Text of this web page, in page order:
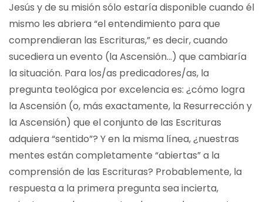
Jesús y de su misión sólo estaría disponible cuando él
mismo les abriera “el entendimiento para que
comprendieran las Escrituras,” es decir, cuando
sucediera un evento (la Ascensión…) que cambiaría
la situación. Para los/as predicadores/as, la
pregunta teológica por excelencia es: ¿cómo logra
la Ascensión (o, más exactamente, la Resurrección y
la Ascensión) que el conjunto de las Escrituras
adquiera “sentido”? Y en la misma línea, ¿nuestras
mentes están completamente “abiertas” a la
comprensión de las Escrituras? Probablemente, la
respuesta a la primera pregunta sea incierta,